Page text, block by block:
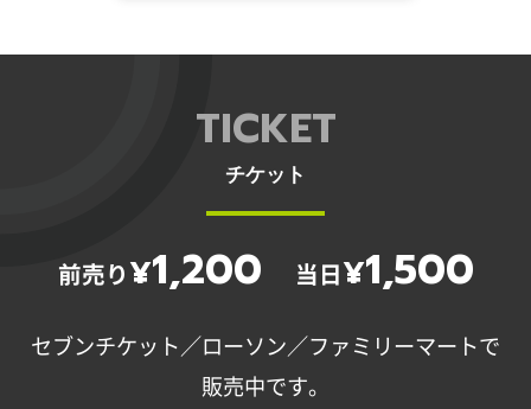
TICKET
チケット
前売り¥1,200 当日¥1,500
セブンチケット／ローソン／ファミリーマートで
販売中です。